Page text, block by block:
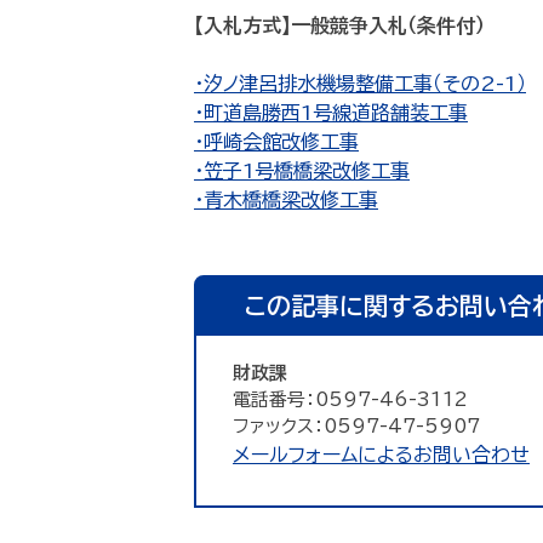
【入札方式】一般競争入札（条件付）
・汐ノ津呂排水機場整備工事（その2-1）
・町道島勝西1号線道路舗装工事
・呼崎会館改修工事
・笠子1号橋橋梁改修工事
・青木橋橋梁改修工事
この記事に関するお問い合
財政課
電話番号：0597-46-3112
ファックス：0597-47-5907
メールフォームによるお問い合わせ